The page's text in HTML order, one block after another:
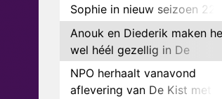
Sophie in nieuw seizoen 22
Kids and Counting
Anouk en Diederik maken
wel héél gezellig in De
Bondgenoten
NPO herhaalt vanavond
aflevering van De Kist met